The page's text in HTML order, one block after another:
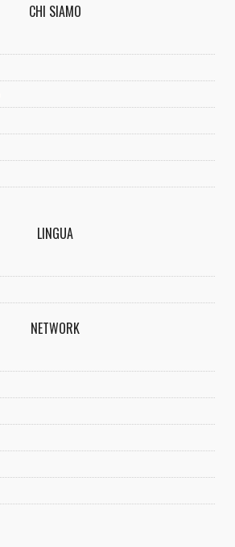
CHI SIAMO
LINGUA
NETWORK